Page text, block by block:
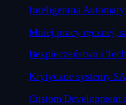
Inteligentna
Mniej pracy ręcznej,
Bezpieczeństwo i
Krytyczne systemy
Custom Development